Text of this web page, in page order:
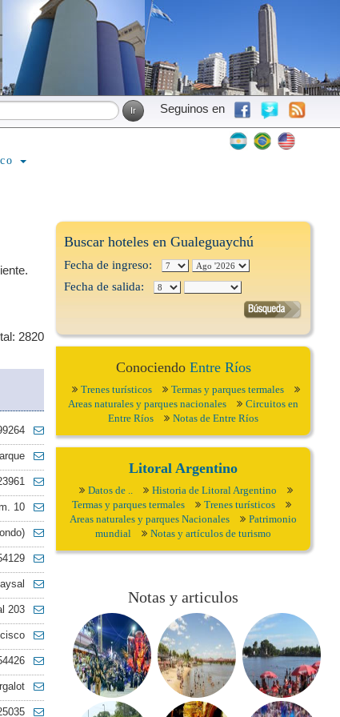
Seguinos en
2820
10
203
Buscar hoteles en Gualeguaychú
Fecha de ingreso:
Fecha de salida:
Conociendo Entre Ríos
Trenes turísticos
Termas y parques termales
Areas naturales y parques nacionales
Circuitos en
Entre Ríos
Notas de Entre Ríos
Litoral Argentino
Datos de ..
Historia de Litoral Argentino
Termas y parques termales
Trenes turísticos
Areas naturales y parques Nacionales
Patrimonio
mundial
Notas y artículos de turismo
Notas y articulos